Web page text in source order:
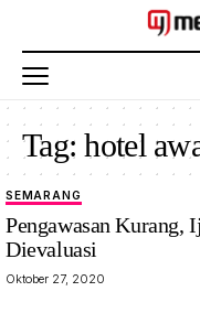
Tag:hotel
SEMARANG
Pengawasan Kurang,
Dievaluasi
Oktober 27, 2020